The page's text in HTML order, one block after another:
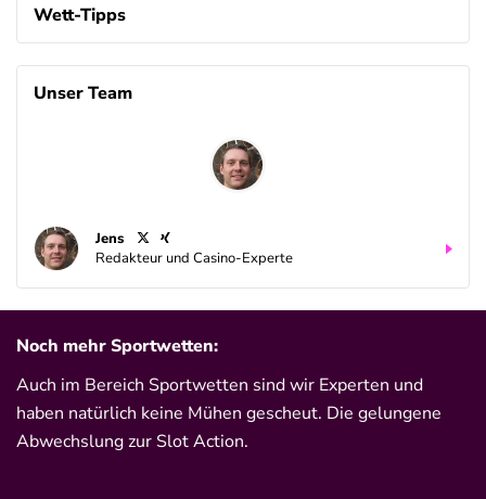
100% bis zu 80€
Interwetten Bonus
100% bis 100€ Neukundenbonus
Bwin Bonus
bet-at-home Bonus
500 % QUOTENBOOST + 100€
BONUS
AGB gelten
4.6/5
Wett-Tipps
Unser Team
Jens
Redakteur und Casino-Experte
Noch mehr Sportwetten:
Auch im Bereich Sportwetten sind wir Experten und
haben natürlich keine Mühen gescheut. Die gelungene
Abwechslung zur Slot Action.